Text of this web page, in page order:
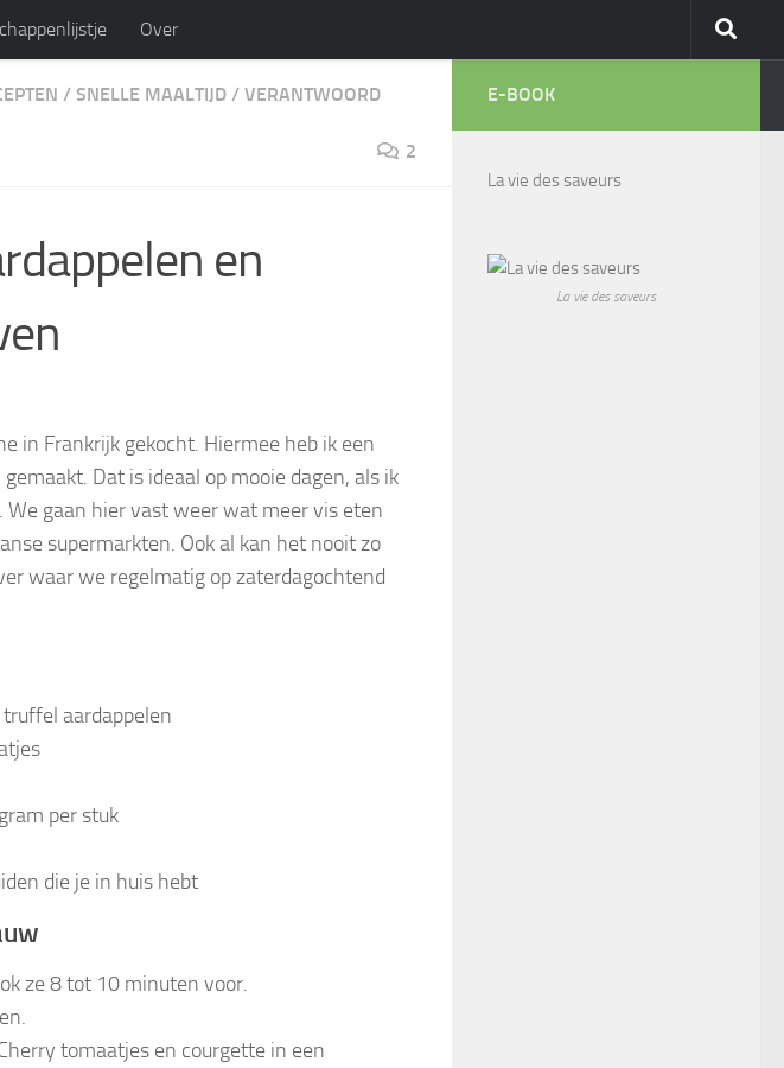
Over
/ SNELLE MAALTIJD / VERANTWOORD
2
en
in Frankrijk gekocht. Hiermee heb ik een
Dat is ideaal op mooie dagen, als ik
gaan hier vast weer wat meer vis eten
supermarkten. Ook al kan het nooit zo
waar we regelmatig op zaterdagochtend
aardappelen
per stuk
die je in huis hebt
ze 8 tot 10 minuten voor.
tomaatjes en courgette in een
E-BOOK
La vie des saveurs
La vie des saveurs